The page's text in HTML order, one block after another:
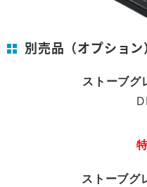
別売品（オプション）
ストーブ
ストーブ